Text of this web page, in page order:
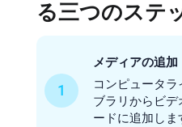
る三つのステ
1
メディアの追加
コンピュータ
ブラリからビ
ードに追加しま